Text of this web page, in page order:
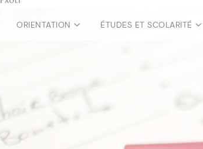
ORIENTATION ÉTUDES ET SCOLARITÉ